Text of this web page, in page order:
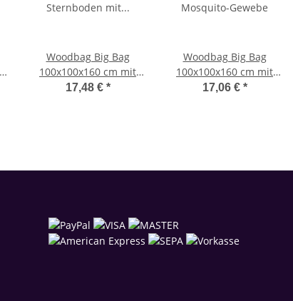
Woodbag Big Bag
100x100x160 cm mit
Sternboden mit
17,48 € *
Woodbag Big Bag
100x100x160 cm mit
Mosquito-Gewebe
17,06 € *